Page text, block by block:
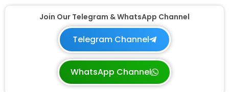
Join Our Telegram & WhatsApp Channel
Telegram Channel
WhatsApp Channel